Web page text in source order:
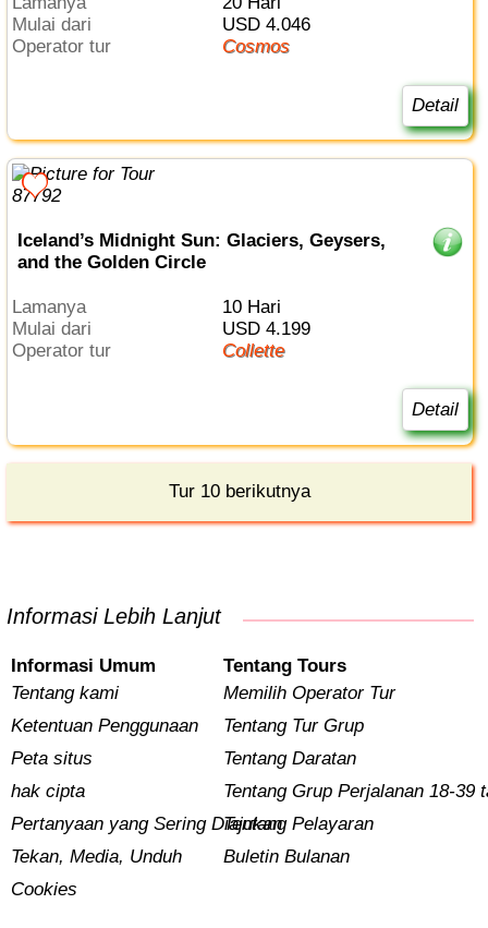
Mulai dari
USD 4.046
Operator tur
Cosmos
Detail
Iceland’s Midnight Sun: Glaciers, Geysers,
and the Golden Circle
Lamanya
10 Hari
Mulai dari
USD 4.199
Operator tur
Collette
Detail
Tur 10 berikutnya
Informasi Lebih Lanjut
Informasi Umum
Tentang kami
Ketentuan Penggunaan
Peta situs
hak cipta
Pertanyaan yang Sering Diajukan
Tekan, Media, Unduh
Cookies
Tentang Tours
Memilih Operator Tur
Tentang Tur Grup
Tentang Daratan
Tentang Grup Perjalanan 18-39
Tentang Pelayaran
Buletin Bulanan